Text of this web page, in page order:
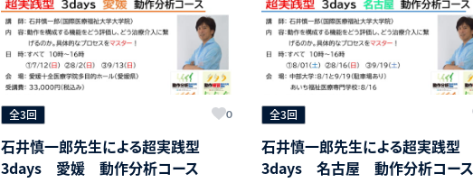
全3回 0
石井慎一郎先生による超実践型
3days 愛媛 動作分析コース
全3回
石井慎一郎先生による超実践型
3days 名古屋 動作分析コース